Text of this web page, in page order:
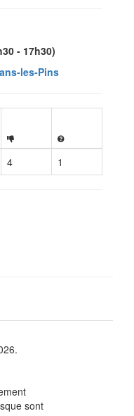
- 17h30)
les-Pins
4 1
sont